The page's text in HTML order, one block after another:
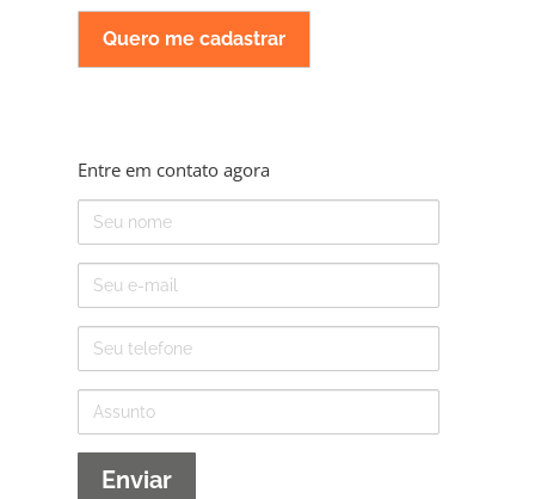
Entre em contato agora
Nome
mail
Telefone
Assunto